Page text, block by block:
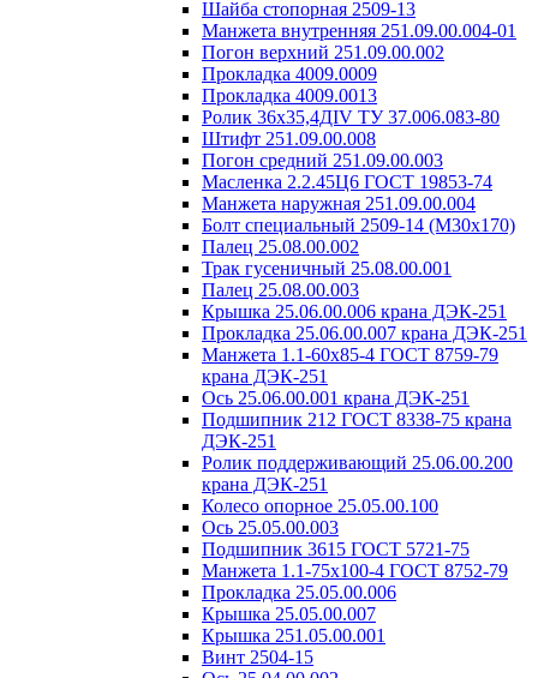
Шайба стопорная 2509-13
Манжета внутренняя 251.09.00.004-01
Погон верхний 251.09.00.002
Прокладка 4009.0009
Прокладка 4009.0013
Ролик 36х35,4ДIV ТУ 37.006.083-80
Штифт 251.09.00.008
Погон средний 251.09.00.003
Масленка 2.2.45Ц6 ГОСТ 19853-74
Манжета наружная 251.09.00.004
Болт специальный 2509-14 (М30х170)
Палец 25.08.00.002
Трак гусеничный 25.08.00.001
Палец 25.08.00.003
Крышка 25.06.00.006 крана ДЭК-251
Прокладка 25.06.00.007 крана ДЭК-251
Манжета 1.1-60х85-4 ГОСТ 8759-79
крана ДЭК-251
Ось 25.06.00.001 крана ДЭК-251
Подшипник 212 ГОСТ 8338-75 крана
ДЭК-251
Ролик поддерживающий 25.06.00.200
крана ДЭК-251
Колесо опорное 25.05.00.100
Ось 25.05.00.003
Подшипник 3615 ГОСТ 5721-75
Манжета 1.1-75х100-4 ГОСТ 8752-79
Прокладка 25.05.00.006
Крышка 25.05.00.007
Крышка 251.05.00.001
Винт 2504-15